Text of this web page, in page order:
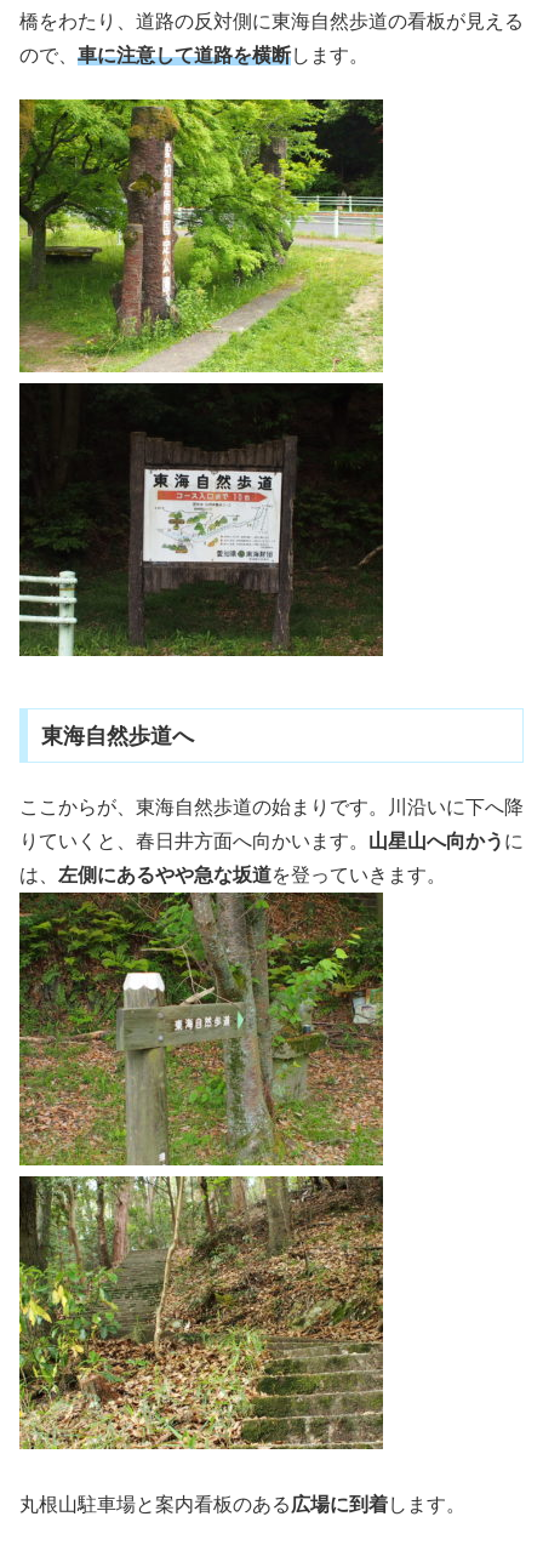
橋をわたり、道路の反対側に東海自然歩道の看板が見える
ので、 車に注意して道路を横断します。
東海自然歩道へ
ここからが、東海自然歩道の始まりです。川沿いに下へ降
りていくと、春日井方面へ向かいます。 山星山へ向かう に
は、 左側にあるやや急な坂道を登っていきます。
丸根山駐車場と案内看板のある広場に到着します。